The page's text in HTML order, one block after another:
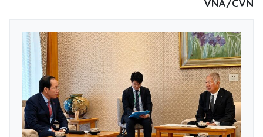
VNA/CVN